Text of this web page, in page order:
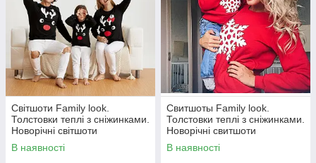
Світшоти Family look.
Толстовки теплі з сніжинками.
Новорічні світшоти
В наявності
Свитшоты Family look.
Толстовки теплі з сніжинками.
Новорічні свитшоти
В наявності